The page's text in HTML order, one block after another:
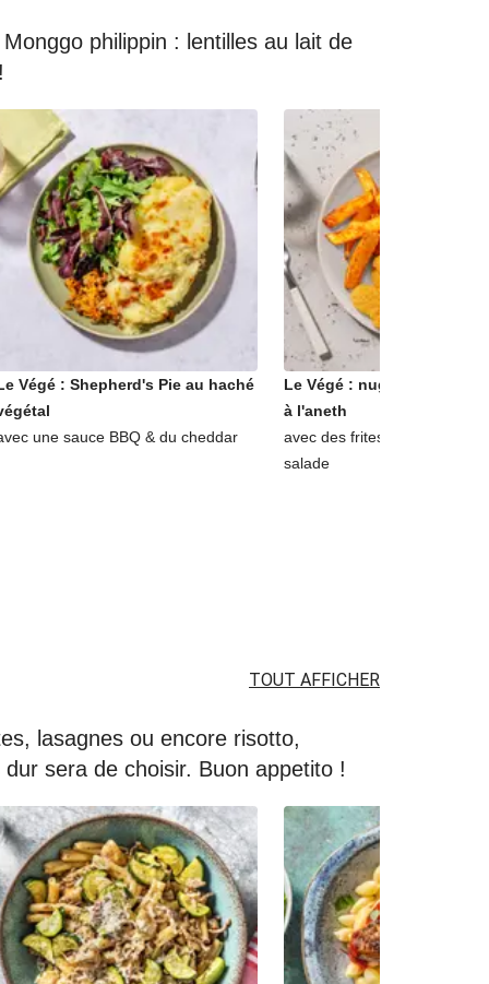
philippin : lentilles au lait de
Végé : Shepherd's Pie au haché
une sauce BBQ & du cheddar
Le Végé : nuggets veggies
à l'aneth
avec des frites au paprika &
salade
TOUT AFFICHER
lasagnes ou encore risotto,
sera de choisir. Buon appetito !